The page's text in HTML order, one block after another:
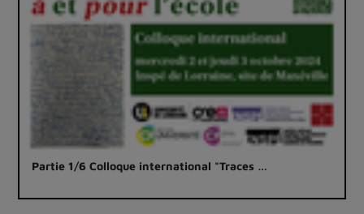
Partie 1/6 Colloque international "Traces …